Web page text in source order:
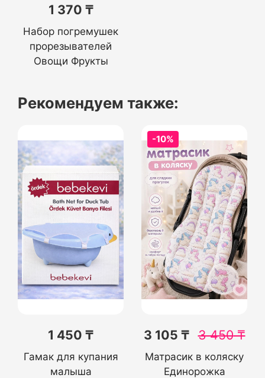
1 370 ₸
Набор погремушек
прорезывателей
Овощи Фрукты
Рекомендуем также:
1 450 ₸
Гамак для купания
малыша
-10%
3 105 ₸ 3 450₸
Матрасик в коляску
Единорожка